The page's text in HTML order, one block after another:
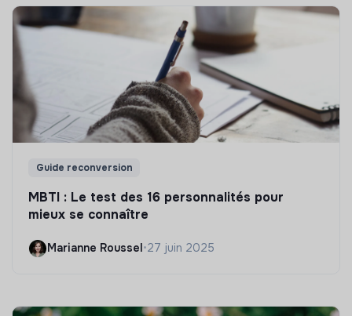
Guide reconversion
MBTI : Le test des 16 personnalités pour
mieux se connaître
Marianne Roussel •27 juin 2025